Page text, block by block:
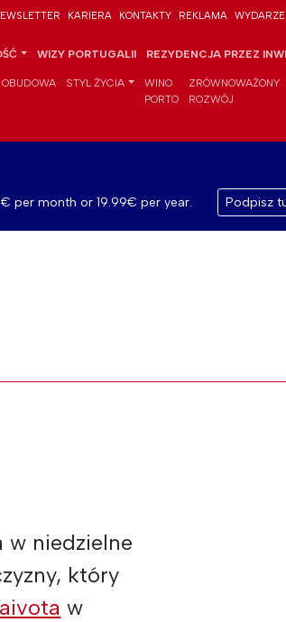
KARIERA KONTAKTY REKLAMA
WIZY PORTUGALII REZYDENCJA PRZEZ
OBUDOWA STYL ŻYCIA
WINO
PORTO
ZRÓWNOWAŻONY
ROZWÓJ
per month or 19.99€ per year. Podpisz
w niedzielne
który
w